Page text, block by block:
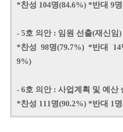
*찬성 104명(84.6%) *반대 9
- 5호 의안 : 임원 선출(재신임)
*찬성 98명(79.7%) *반대
9%)
- 6호 의안 : 사업계획 및 예산
*찬성 111명(90.2%) *반대 1